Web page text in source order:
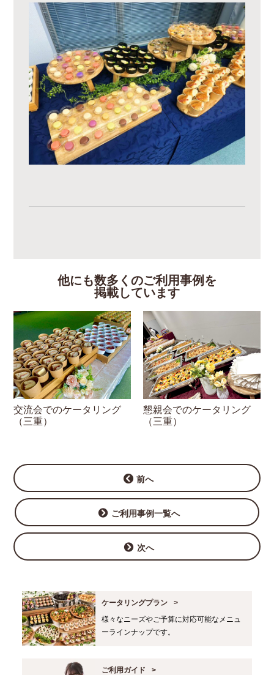
他にも数多くのご利用事例を
掲載しています
交流会でのケータリング
（三重）
懇親会でのケータリング
（三重）
前へ
ご利用事例一覧へ
次へ
ケータリングプラン
様々なニーズやご予算に対応可能なメニュ
ーラインナップです。
ご利用ガイド